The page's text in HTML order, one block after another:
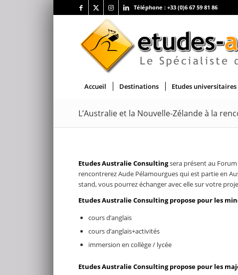
Téléphone : +33 (0)6 67 59 81 86
Accueil Destinations Etudes universitaires
L’Australie et la Nouvelle-Zélande à la
Etudes Australie Consultingsera présent au Forum
rencontrerez Aude Pélamourgues qui est partie en
stand, vous pourrez échanger avec elle sur votre
Etudes Australie Consulting propose pour les
cours d’anglais
cours d’anglais+activités
immersion en collège / lycée
Etudes Australie Consulting propose pour les